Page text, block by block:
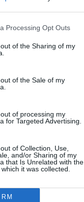
Processing Opt Outs
of the Sharing of my
of the Sale of my
of processing my
for Targeted Advertising.
of Collection, Use,
and/or Sharing of my
that Is Unrelated with the
it was collected.